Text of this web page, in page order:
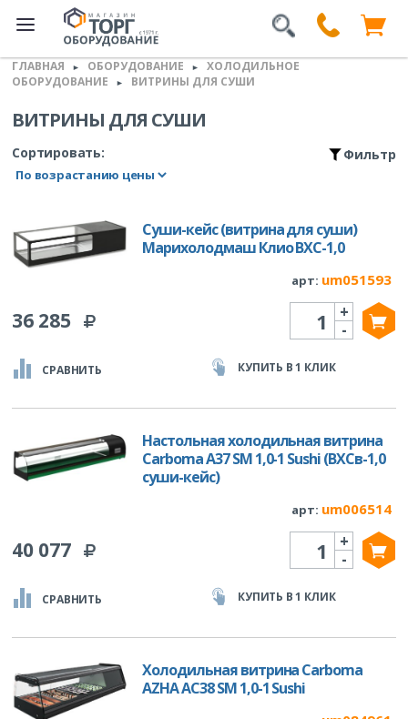
ГЛАВНАЯ ► ОБОРУДОВАНИЕ ►
ХОЛОДИЛЬНОЕ
ОБОРУДОВАНИЕ
► ВИТРИНЫ ДЛЯ СУШИ
ВИТРИНЫ ДЛЯ СУШИ
Сортировать: Фильтр
Суши-кейс (витрина для суши)
Марихолодмаш Клио ВХС-1,0
арт: um051593
36 285 Количество
-
+
СРАВНИТЬ КУПИТЬ В 1 КЛИК
Настольная холодильная витрина
Carboma A37 SM 1,0-1 Sushi (ВХСв-1,0
cуши-кейс)
арт: um006514
40 077 Количество
-
+
СРАВНИТЬ КУПИТЬ В 1 КЛИК
Холодильная витрина Carboma
AZHA AC38 SM 1,0-1 Sushi